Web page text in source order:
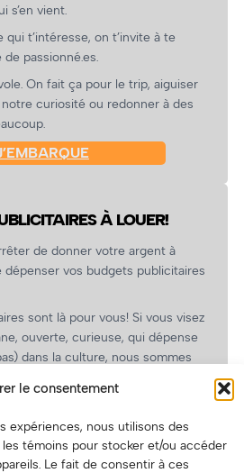
le consentement
expériences, nous utilisons des
témoins pour stocker et/ou accéder
Le fait de consentir à ces
s’en vient.
qui t’intéresse, on t’invite à te
passionné.es.
On fait ça pour le trip, aiguiser
curiosité ou redonner à des
À LOUER!
de donner votre argent à
vos budgets publicitaires
sont là pour vous! Si vous visez
ouverte, curieuse, qui dépense
dans la culture, nous sommes
spéciaux pour vous, les